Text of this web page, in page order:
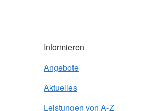
Informieren
Angebote
Aktuelles
Leistungen von A-Z